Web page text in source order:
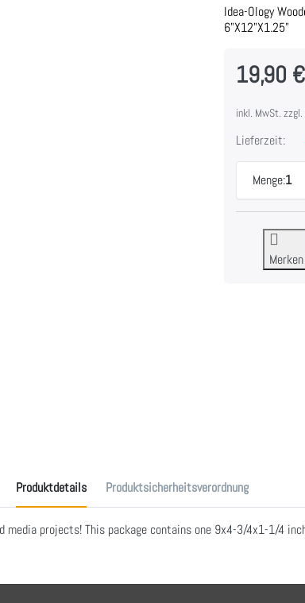
Idea-Ology
6"X12"X1.25"
19,90 €
inkl. MwSt. zzgl.
Lieferzeit:
Menge:1
Merken
Produktdetails Produktsicherheitsverordnung
projects! This package contains one 9x4-3/4x1-1/4